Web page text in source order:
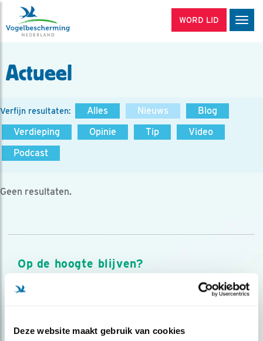
Deze website maakt gebruik van cookies
WORD LID
Actueel
Verfijn resultaten: Alles Nieuws
Blog
Verdieping
Opinie Tip
Video
Podcast
Geen resultaten.
Op de hoogte blijven?
Meld je aan en ontvang nieuws, inspiratie, acties en tips
over vogels en activiteiten van Vogelbescherming.